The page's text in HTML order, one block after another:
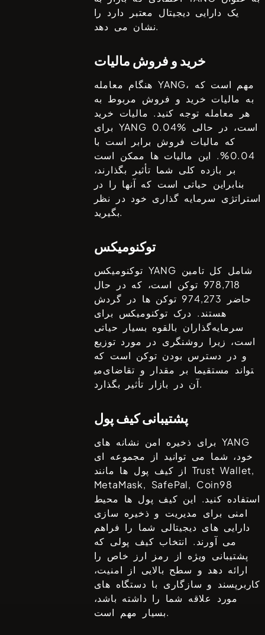
یک دارایی دیجیتال معتبر دارد را
نشان می دهد.
خرید و فروش مالیات
هنگام معاملهYANG، مهم است که
به مالیات خرید و فروش مربوط به
هر معامله توجه کنید. مالیات خرید
YANG 0.04%
که مالیات فروش برابر است با
0.04%
. این مالیات ها ممکن است
بر بازده کلی شما تأثیر بگذارند،
بنابراین حیاتی است که آنها را در
استراتژی سرمایه گذاری خود در نظر
بگیرید.
توکنومیکس
YANG شامل کل تامین
978,718 توکن است، که در حال
حاضر 974,273 توکن ها در گردش
هستند. درک توکنومیکس برای
سرمایه‌گذاران بالقوه بسیار حیاتی
است، زیرا روشنگری در مورد توزیع
و در دسترس بودن توکن است که
می‎تواند مستقیما بر مقدار و تقاضای
آن در بازار تأثیر بگذارد.
پشتیبانی کیف پول
YANG
خود، شما می توانید از مجموعه ای
Trust Wallet,
MetaMask, SafePal, Coin98
استفاده کنید. این کیف پول ها محیط
امنی برای مدیریت و ذخیره سازی
دارایی های دیجیتالی شما را فراهم
می آورند. انتخاب کیف پولی که
پشتیبانی ویژه از رمز ارز خاص را
ارائه دهد و سطح بالایی از امنیت،
کاربرپسند و سازگاری با دستگاه های
مورد علاقه شما را داشته باشد،
بسیار مهم است.